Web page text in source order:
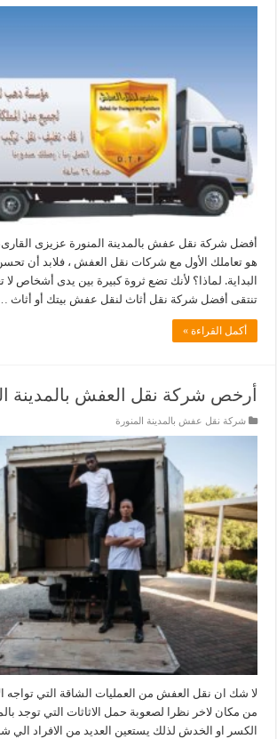
أفضل شركة نقل عفش بالمدينة المنورة عزيزى القارىء
هو تعاملك الأول مع شركات نقل العفش ، فلابد أن تحسن
البداية. لماذا؟ لأنك تضع ثروة كبيرة بين يدى أشخاص لا
تنتقى أفضل شركة نقل أثاث لنقل عفش بيتك أو أثاث
أكمل القراءة »
أرخص شركة نقل العفش بالمدينة
شركة نقل عفش بالمدينة المنورة
لا شك ان نقل العفش من العمليات الشاقة التي تواجه
من مكان لاخر نظرا لصعوبة حمل الاثاثات التي توجد
الكسر او الخدش لذلك يستعين العديد من الافراد